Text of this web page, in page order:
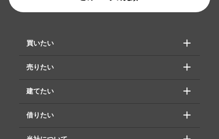
買いたい
売りたい
建てたい
借りたい